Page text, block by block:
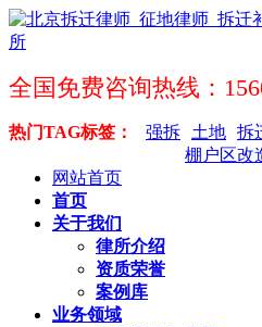
全国免费咨询热线：
热门TAG标签： 拆
土地
强拆
棚户区改
网站首页
首页
关于我们
律所介绍
资质荣誉
案例库
业务领域